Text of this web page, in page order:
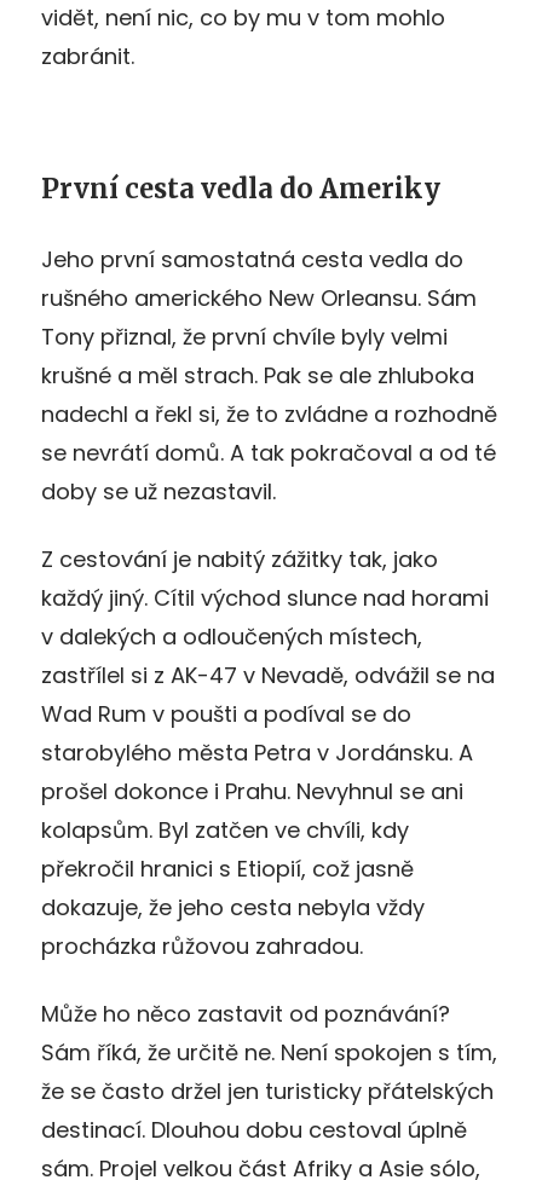
vidět, není nic, co by mu v tom mohlo
zabránit.
První cesta vedla do Ameriky
Jeho první samostatná cesta vedla do
rušného amerického New Orleansu. Sám
Tony přiznal, že první chvíle byly velmi
krušné a měl strach. Pak se ale zhluboka
nadechl a řekl si, že to zvládne a rozhodně
se nevrátí domů. A tak pokračoval a od té
doby se už nezastavil.
Z cestování je nabitý zážitky tak, jako
každý jiný. Cítil východ slunce nad horami
v dalekých a odloučených místech,
zastřílel si z AK-47 v Nevadě, odvážil se na
Wad Rum v poušti a podíval se do
starobylého města Petra v Jordánsku. A
prošel dokonce i Prahu. Nevyhnul se ani
kolapsům. Byl zatčen ve chvíli, kdy
překročil hranici s Etiopií, což jasně
dokazuje, že jeho cesta nebyla vždy
procházka růžovou zahradou.
Může ho něco zastavit od poznávání?
Sám říká, že určitě ne. Není spokojen s tím,
že se často držel jen turisticky přátelských
destinací. Dlouhou dobu cestoval úplně
sám. Projel velkou část Afriky a Asie sólo,